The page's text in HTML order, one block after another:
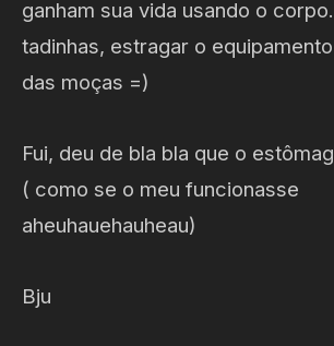
ganham sua vida usando o
tadinhas, estragar o
das moças =)
Fui, deu de bla bla que o
( como se o meu funcionasse
aheuhauehauheau)
Bju